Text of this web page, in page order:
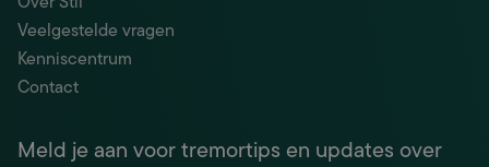
Veelgestelde vragen
Kenniscentrum
Contact
Meld je aan voor tremortips en updates over